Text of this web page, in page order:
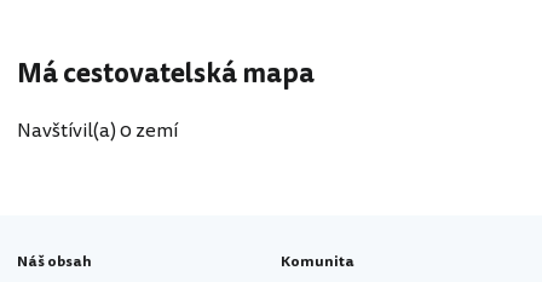
Má cestovatelská mapa
Navštívil(a) 0 zemí
Náš obsah Komunita